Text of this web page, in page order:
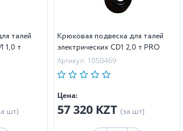
талей
1,0 т
шт)
Крюковая подвеска для талей
электрических CD1 2,0 т PRO
Артикул: 1050469
Цена:
57 320 KZT (за шт)